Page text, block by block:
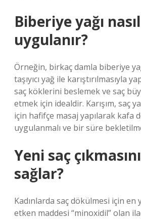
Biberiye yağı
uygulanır?
Örneğin, birkaç damla biberiye
taşıyıcı yağ ile karıştırılmasıyla
saç köklerini beslemek ve saç
etmek için idealdir. Karışım, saç
için hafifçe masaj yapılarak kafa
uygulanmalı ve bir süre
Yeni saç
sağlar?
Kadınlarda saç dökülmesi için en
etken maddesi “minoxidil” olan